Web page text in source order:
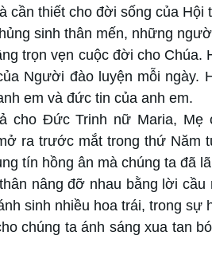
cần thiết cho đời sống của
sinh thân mến, những
trọn vẹn cuộc đời cho
Người đào luyện mỗi ngày.
em và đức tin của anh em.
cho Đức Trinh nữ Maria, Mẹ
ra trước mắt trong thứ Năm
tín hồng ân mà chúng ta đã
nâng đỡ nhau bằng lời
sinh nhiều hoa trái, trong sự
chúng ta ánh sáng xua tan